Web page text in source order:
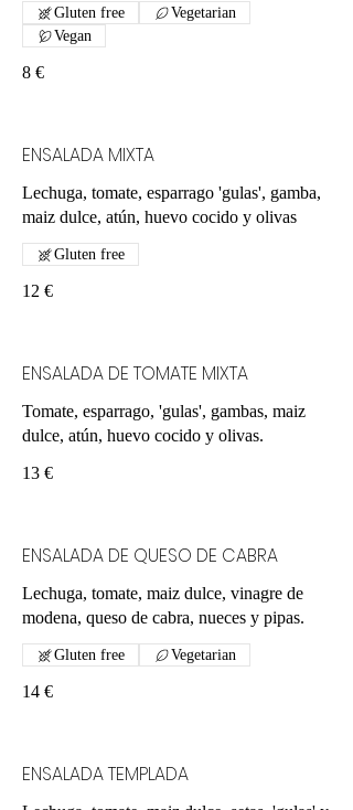
8 €
Gluten free
Vegetarian
Vegan
ENSALADA MIXTA
Lechuga, tomate, esparrago 'gulas', gamba,
maiz dulce, atún, huevo cocido y olivas
12 €
Gluten free
ENSALADA DE TOMATE MIXTA
Tomate, esparrago, 'gulas', gambas, maiz
dulce, atún, huevo cocido y olivas.
13 €
ENSALADA DE QUESO DE CABRA
Lechuga, tomate, maiz dulce, vinagre de
modena, queso de cabra, nueces y pipas.
14 €
Gluten free Vegetarian
ENSALADA TEMPLADA